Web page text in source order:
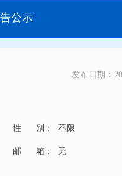
公示
发布日期：
性 别： 不限
邮 箱： 无